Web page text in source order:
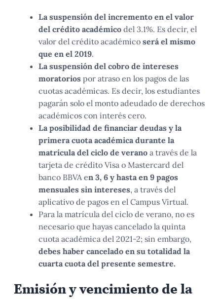
La suspensión del incremento en el valor
del crédito académico del 3.1%. Es decir, el
valor del crédito académico será el mismo
que en el 2019.
La suspensión del cobro de intereses
moratorios por atraso en los pagos de las
cuotas académicas. Es decir, los estudiantes
pagarán solo el monto adeudado de derechos
académicos con interés cero.
La posibilidad de financiar deudas y la
primera cuota académica durante la
matrícula del ciclo de verano a través de la
tarjeta de crédito Visa o Mastercard del
banco BBVA en 3, 6 y hasta en 9 pagos
mensuales sin intereses, a través del
aplicativo de pagos en el Campus Virtual.
Para la matrícula del ciclo de verano, no es
necesario que hayas cancelado la quinta
cuota académica del 2021-2; sin embargo,
debes haber cancelado en su totalidad la
cuarta cuota del presente semestre.
Emisión y vencimiento de la